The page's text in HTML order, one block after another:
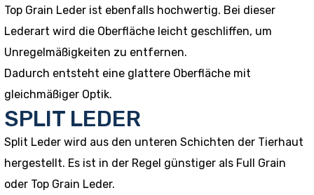
Top Grain Leder ist ebenfalls hochwertig. Bei dieser
Lederart wird die Oberfläche leicht geschliffen, um
Unregelmäßigkeiten zu entfernen.
Dadurch entsteht eine glattere Oberfläche mit
gleichmäßiger Optik.
SPLIT LEDER
Split Leder wird aus den unteren Schichten der Tierhaut
hergestellt. Es ist in der Regel günstiger als Full Grain
oder Top Grain Leder.